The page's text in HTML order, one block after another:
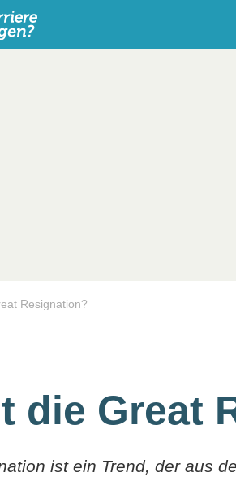
Resignation?
die Great
ist ein Trend, der aus